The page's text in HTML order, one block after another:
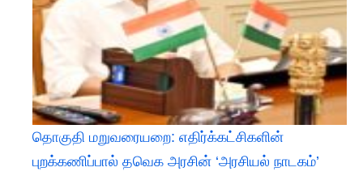
தொகுதி மறுவரையறை: எதிர்க்கட்சிகளின்
புறக்கணிப்பால் தவெக அரசின் ‘அரசியல் நாடகம்’